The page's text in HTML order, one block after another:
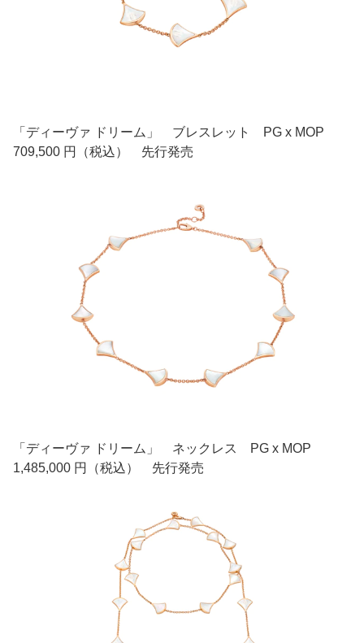
「ディーヴァ ドリーム」 ブレスレット PG x MOP
709,500 円（税込） 先行発売
「ディーヴァ ドリーム」 ネックレス PG x MOP
1,485,000 円（税込） 先行発売